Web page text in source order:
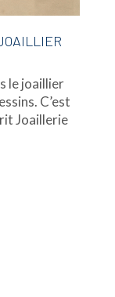
le joaillier
C’est
Joaillerie